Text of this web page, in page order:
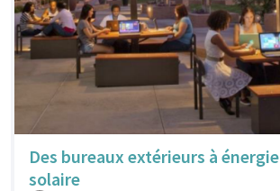
Des bureaux extérieurs à énergie
solaire